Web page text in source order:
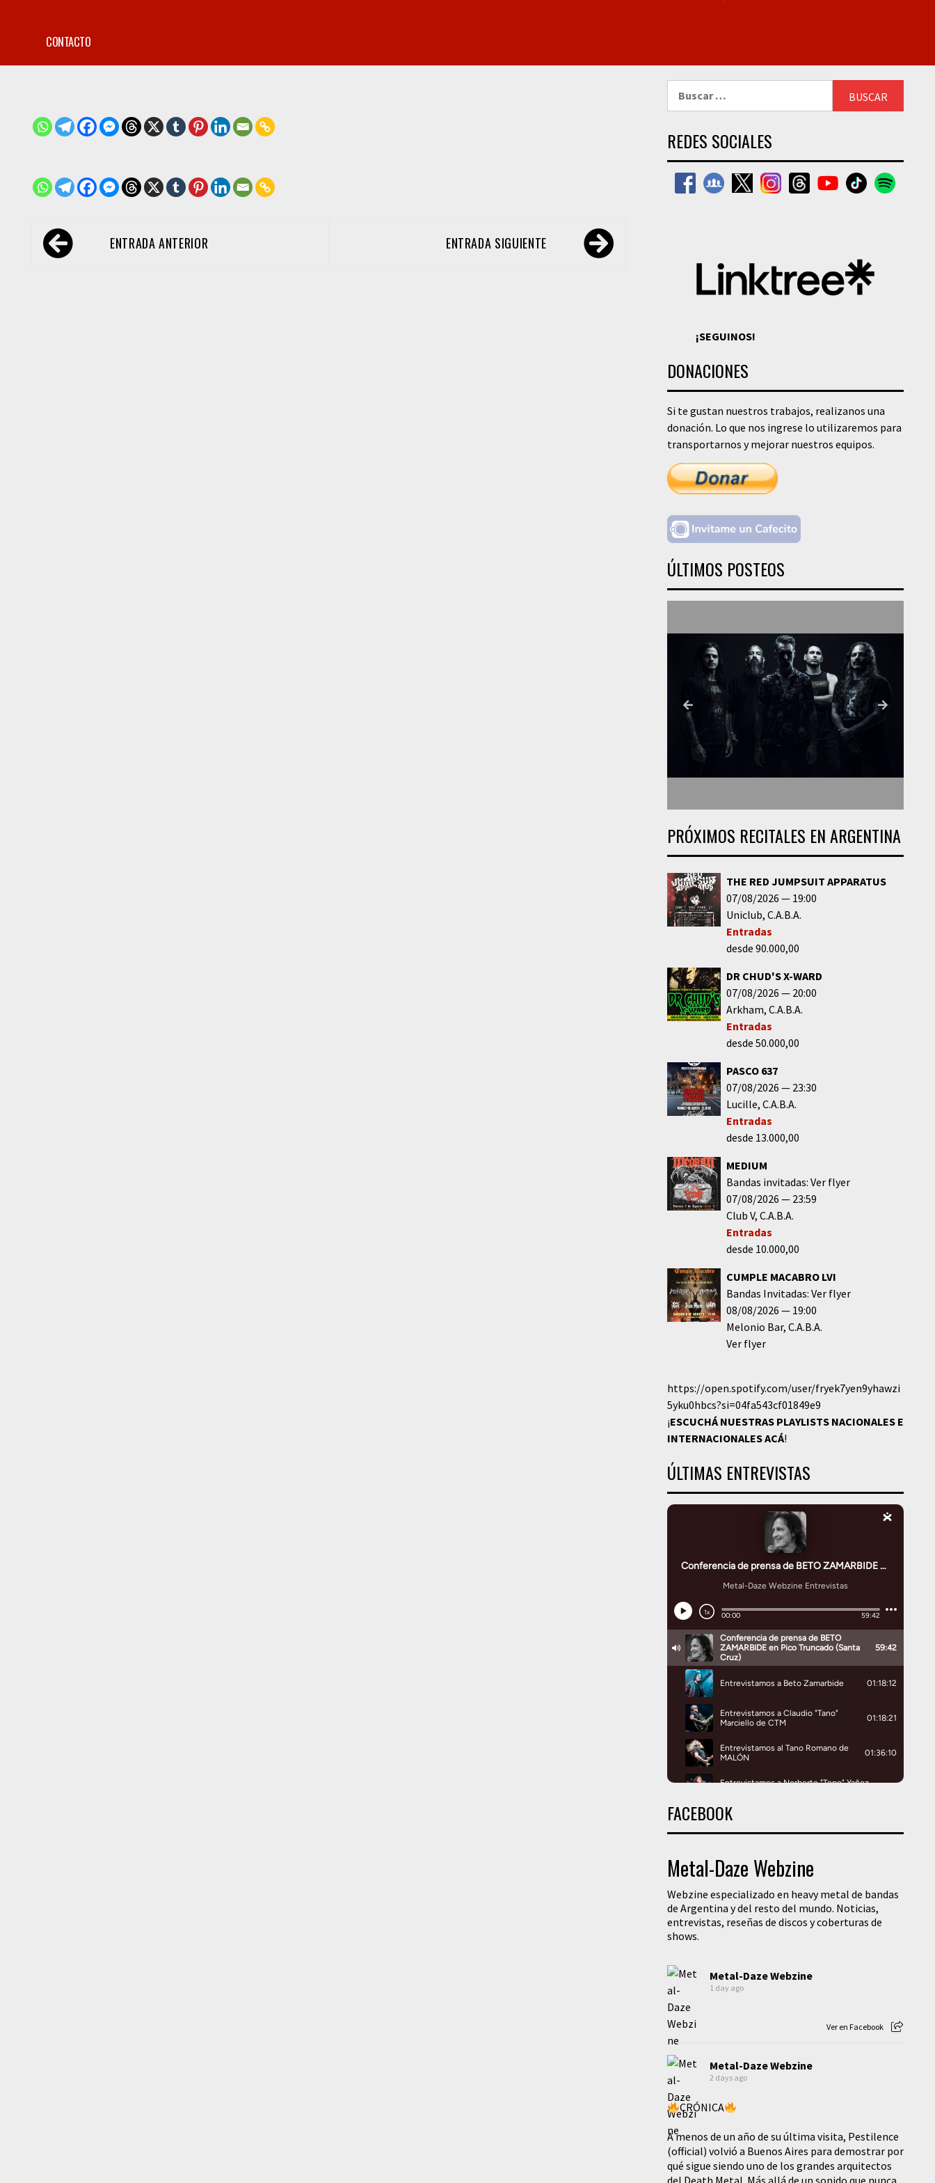
CONTACTO
Navegación
de ENTRADA ANTERIOR ENTRADA SIGUIENTE
REDES SOCIALES
¡SEGUINOS!
DONACIONES
Si te gustan nuestros trabajos, realizanos una
donación. Lo que nos ingrese lo utilizaremos para
transportarnos y mejorar nuestros equipos.
ÚLTIMOS POSTEOS
PRÓXIMOS RECITALES EN ARGENTINA
THE RED JUMPSUIT APPARATUS
07/08/2026
19:00
Uniclub C.A.B.A.
Entradas
desde 90.000,00
DR CHUD'S X-WARD
07/08/2026
20:00
Arkham C.A.B.A.
Entradas
desde 50.000,00
PASCO 637
07/08/2026
23:30
Lucille C.A.B.A.
Entradas
desde 13.000,00
MEDIUM
Bandas invitadas: Ver flyer
07/08/2026
23:59
Club V C.A.B.A.
Entradas
desde 10.000,00
CUMPLE MACABRO LVI
Bandas Invitadas: Ver flyer
08/08/2026
19:00
Melonio Bar C.A.B.A.
Ver flyer
https://open.spotify.com/user/fryek7yen9yhawzi
5yku0hbcs?si=04fa543cf01849e9
¡ESCUCHÁ NUESTRAS PLAYLISTS NACIONALES E
INTERNACIONALESACÁ!
ÚLTIMAS ENTREVISTAS
FACEBOOK
Metal-Daze Webzine
Webzine especializado en heavy metal de bandas
de Argentina y del resto del mundo. Noticias,
entrevistas, reseñas de discos y coberturas de
shows.
Metal-Daze Webzine
1 day ago
Ver en Facebook
Metal-Daze Webzine
2 days ago
CRÓNICA
A menos de un año de su última visita, Pestilence
(official) volvió a Buenos Aires para demostrar por
qué sigue siendo uno de los grandes arquitectos
del Death Metal. Más allá de un sonido que nunca